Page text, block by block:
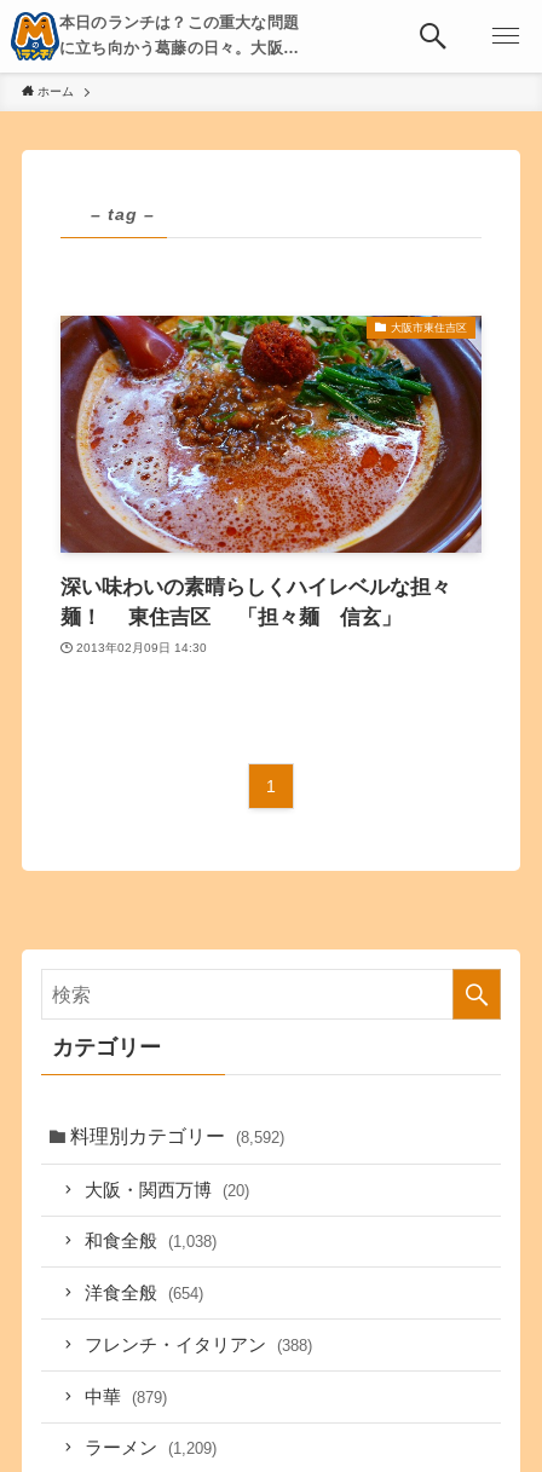
本日のランチは？この重大な問題
に立ち向かう葛藤の日々。大阪・
京都・神戸を中心とした食べ歩
き、飲み歩きを綴る。
ホーム
– tag –
大阪市東住吉区
深い味わいの素晴らしくハイレベルな担々
麺！ 東住吉区 「担々麺 信玄」
2013年02月09日 14:30
1
カテゴリー
料理別カテゴリー (8,592)
大阪・関西万博 (20)
和食全般 (1,038)
洋食全般 (654)
フレンチ・イタリアン (388)
中華 (879)
ラーメン (1,209)